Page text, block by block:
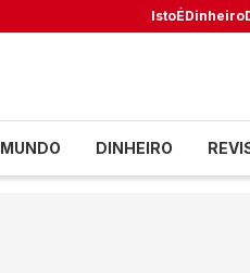
IstoÉDinheiro
MUNDO DINHEIRO